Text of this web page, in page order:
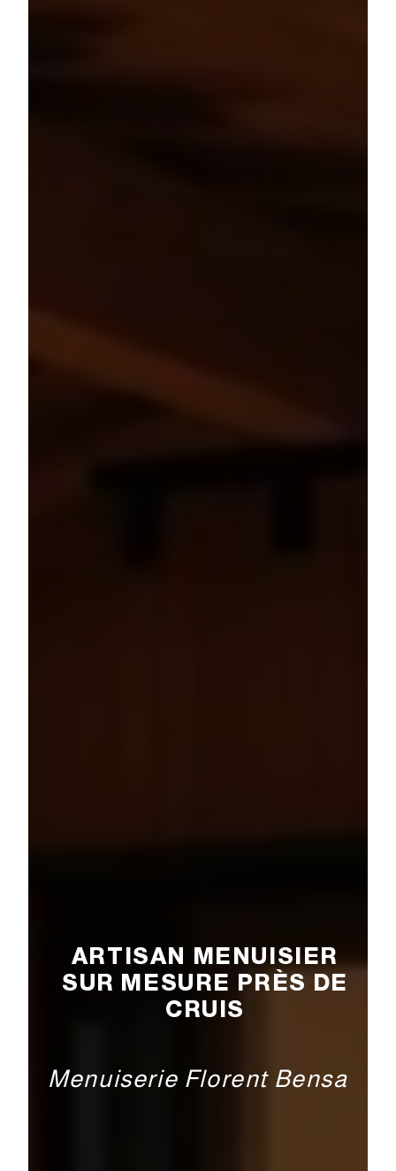
ARTISAN MENUISIER
SUR MESURE PRÈS DE
CRUIS
Menuiserie Florent Bensa